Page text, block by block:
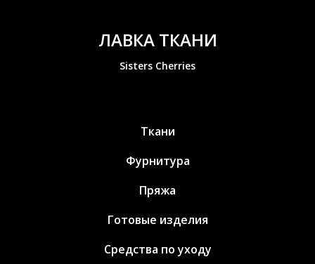
ЛАВКА ТКАНИ
Sisters Cherries
Ткани
Фурнитура
Пряжа
Готовые изделия
Средства по уходу